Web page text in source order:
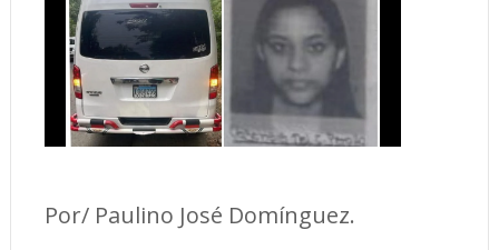
Por/ Paulino José Domínguez.